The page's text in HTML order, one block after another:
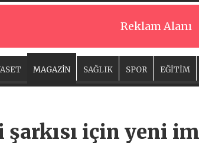
Reklam Alanı
MAGAZİN SAĞLIK SPOR EĞİTİM
şarkısı için yeni